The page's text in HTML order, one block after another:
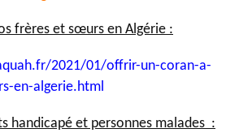
frères et sœurs en Algérie :
2021/01/offrir-un-coran-a-
en-algerie.html
handicapé et personnes malades :